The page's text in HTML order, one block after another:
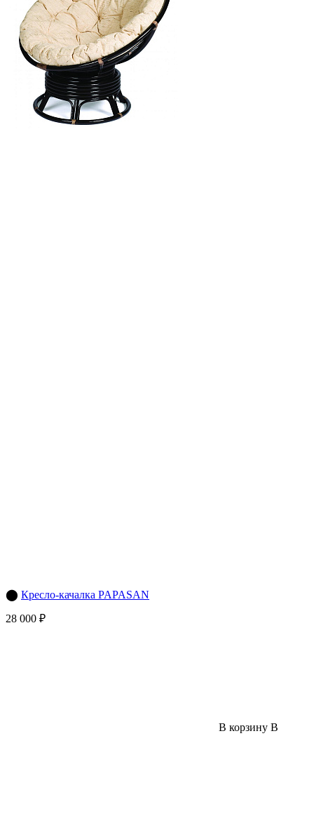
⬤ Кресло-качалка PAPASAN
28 000 ₽
В корзину В